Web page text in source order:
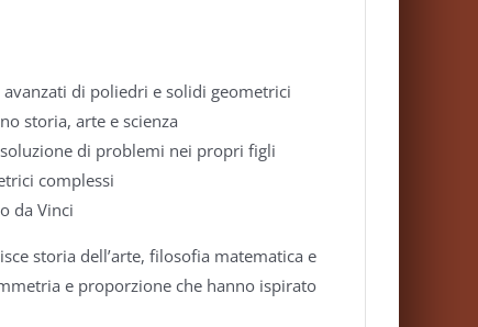
di poliedri e solidi geometrici
storia, arte e scienza
di problemi nei propri figli
complessi
da Vinci
storia dell’arte, filosofia matematica e
e proporzione che hanno ispirato